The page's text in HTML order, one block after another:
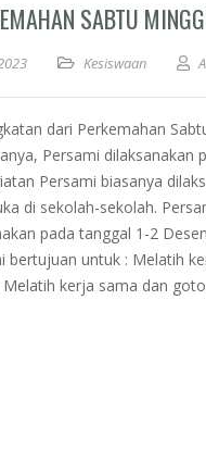
SABTU
Kesiswaan
dari Perkemahan
Persami dilaksanakan
Persami biasanya
di sekolah-sekolah.
pada tanggal 1-2
bertujuan untuk : Melatih
Melatih kerja sama dan